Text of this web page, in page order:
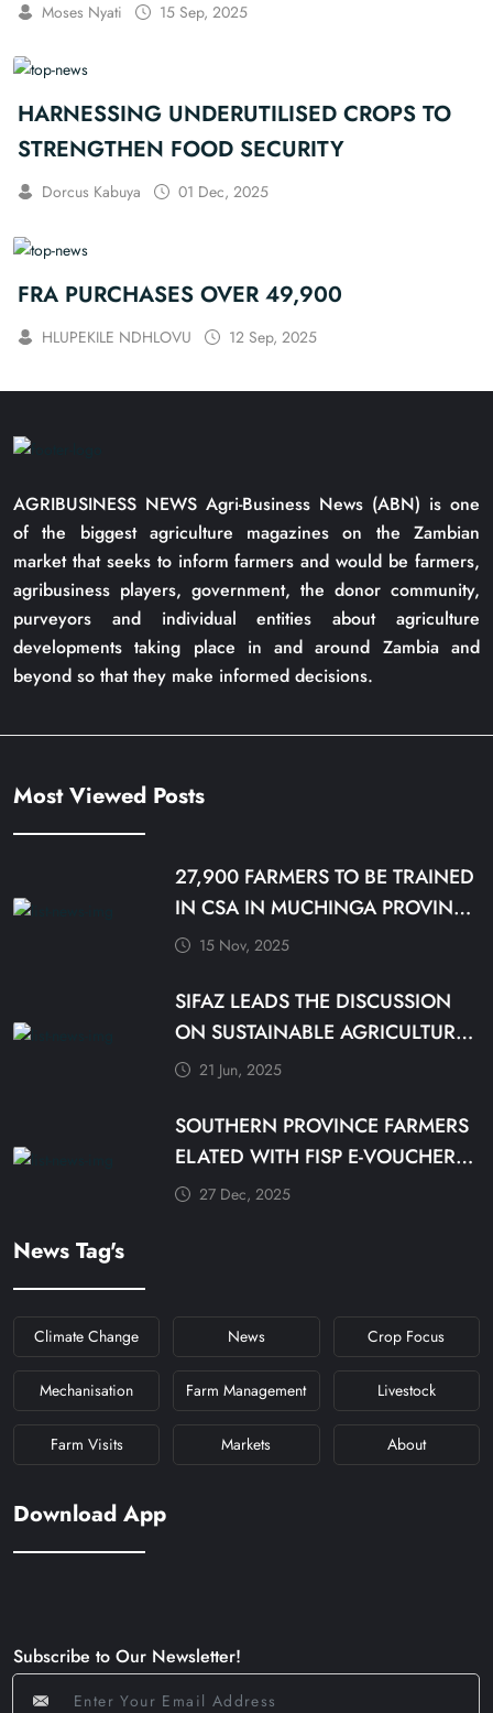
Moses Nyati 15 Sep, 2025
HARNESSING UNDERUTILISED CROPS TO
STRENGTHEN FOOD SECURITY
Dorcus Kabuya 01 Dec, 2025
FRA PURCHASES OVER 49,900
HLUPEKILE NDHLOVU 12 Sep, 2025
AGRIBUSINESS NEWS Agri-Business News (ABN) is one
of the biggest agriculture magazines on the Zambian
market that seeks to inform farmers and would be farmers,
agribusiness players, government, the donor community,
purveyors and individual entities about agriculture
developments taking place in and around Zambia and
beyond so that they make informed decisions.
Most Viewed Posts
27,900 FARMERS TO BE TRAINED
IN CSA IN MUCHINGA PROVINCE
BY DECEMBER
15 Nov, 2025
SIFAZ LEADS THE DISCUSSION
ON SUSTAINABLE AGRICULTURE
PRACTICES
21 Jun, 2025
SOUTHERN PROVINCE FARMERS
ELATED WITH FISP E-VOUCHER
MODALITY
27 Dec, 2025
News Tag's
Climate Change News Crop Focus
Mechanisation Farm Management Livestock
Farm Visits Markets About
Download App
Subscribe to Our Newsletter!